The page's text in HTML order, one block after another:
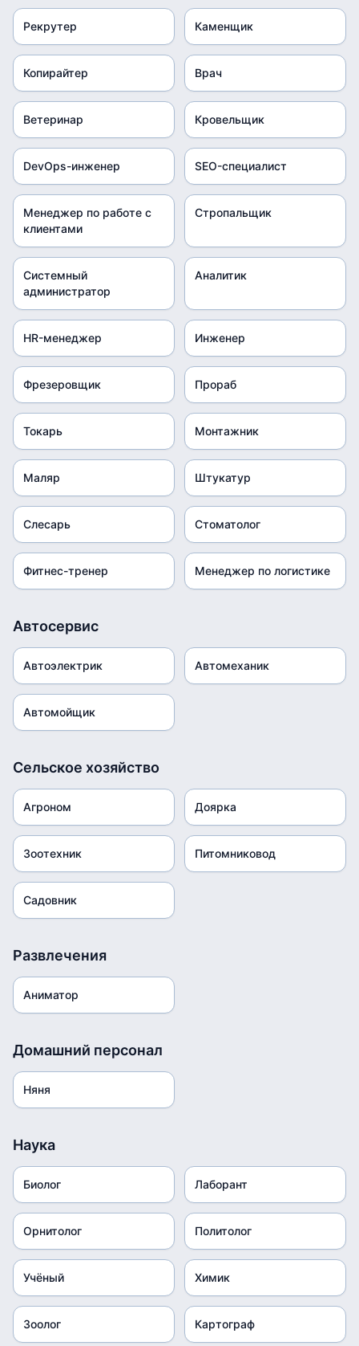
Рекрутер Каменщик
Копирайтер Врач
Ветеринар Кровельщик
DevOps-инженер SEO-специалист
Менеджер по работе с
клиентами
Стропальщик
Системный
администратор
Аналитик
HR-менеджер Инженер
Фрезеровщик Прораб
Токарь Монтажник
Маляр Штукатур
Слесарь Стоматолог
Фитнес-тренер Менеджер по логистике
Автосервис
Автоэлектрик Автомеханик
Автомойщик
Сельское хозяйство
Агроном Доярка
Зоотехник Питомниковод
Садовник
Развлечения
Аниматор
Домашний персонал
Няня
Наука
Биолог Лаборант
Орнитолог Политолог
Учёный Химик
Зоолог Картограф